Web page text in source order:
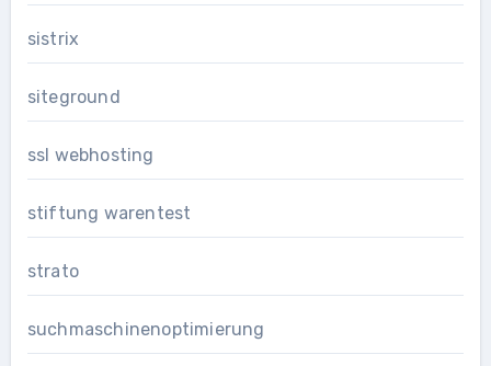
sistrix
siteground
ssl webhosting
stiftung warentest
strato
suchmaschinenoptimierung